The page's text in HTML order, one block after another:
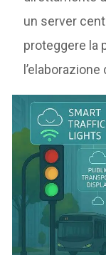
un server
proteggere la